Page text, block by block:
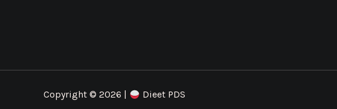
Copyright © 2026 | Dieet PDS